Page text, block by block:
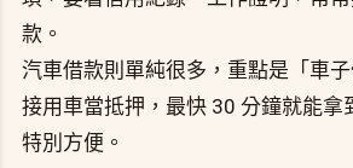
款。
汽車借款則單純很多，重點是「車
接用車當抵押，最快 30 分鐘就能拿
特別方便。